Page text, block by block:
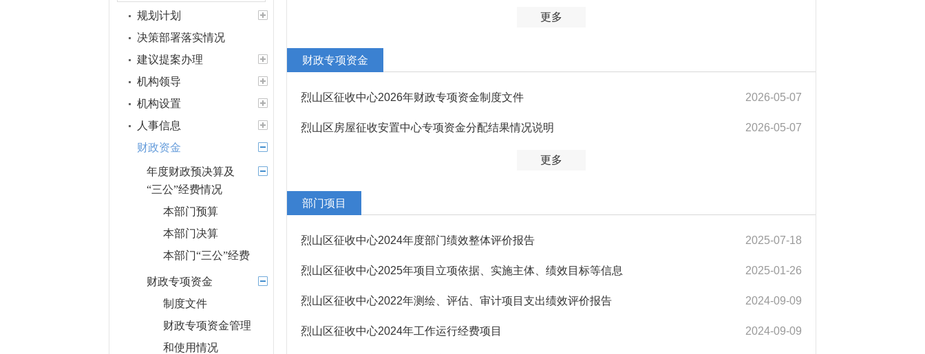
规划计划
决策部署落实情况
建议提案办理
机构领导
机构设置
人事信息
财政资金
年度财政预决算及
“三公”经费情况
本部门预算
本部门决算
本部门“三公”经费
财政专项资金
制度文件
财政专项资金管理
和使用情况
更多
财政专项资金
2026-05-07
烈山区征收中心2026年财政专项资金制度文件
2026-05-07
烈山区房屋征收安置中心专项资金分配结果情况说明
更多
部门项目
2025-07-18
烈山区征收中心2024年度部门绩效整体评价报告
2025-01-26
烈山区征收中心2025年项目立项依据、实施主体、绩效目标等信息
2024-09-09
烈山区征收中心2022年测绘、评估、审计项目支出绩效评价报告
2024-09-09
烈山区征收中心2024年工作运行经费项目